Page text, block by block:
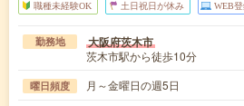
職種未経験OK 土日祝日が休み WEB
勤務地 大阪府茨木市
茨木市駅から徒歩10分
曜日頻度 月～金曜日の週5日